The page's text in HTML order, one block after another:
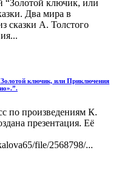
“Золотой ключик, или
Два мира в
сказки А. Толстого
ключик, или Приключения
по произведениям К.
презентация. Её
file/2568798/...